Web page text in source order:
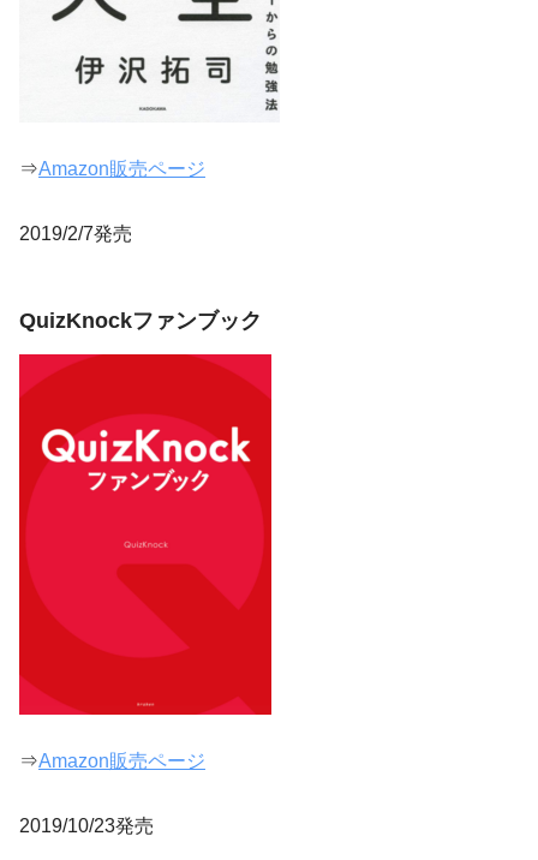
⇒Amazon販売ページ
2019/2/7発売
QuizKnockファンブック
⇒Amazon販売ページ
2019/10/23発売